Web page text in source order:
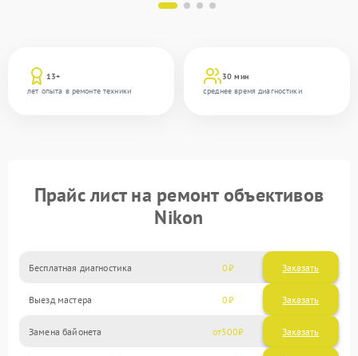
13+
лет опыта в ремонте техники
30 мин
среднее время диагностики
Прайс лист на ремонт объективов
Nikon
Бесплатная диагностика 0 Заказать
Выезд мастера 0 Заказать
Замена байонета 500